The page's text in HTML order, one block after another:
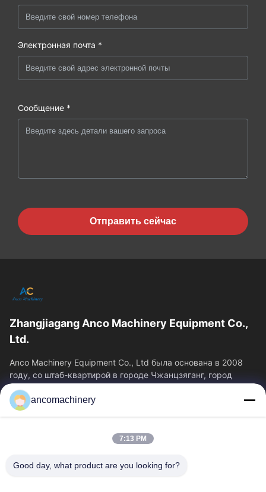
Электронная почта *
Сообщение *
Отправить сейчас
Zhangjiagang Anco Machinery Equipment Co.,
Ltd.
Anco Machinery Equipment Co., Ltd была основана в 2008
году, со штаб-квартирой в городе Чжанцзяганг, город
Сучжоу, провинция Цзянсу.
Быстрые Ссылки
О Компании
Наша Фабрика
Контроль Качества
ancomachinery
7:13 PM
Good day, what product are you looking for?